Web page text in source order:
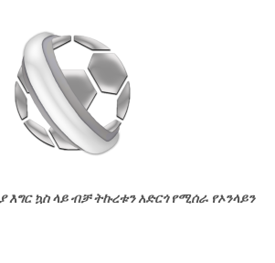
ኳስ ላይ ብቻ ትኩረቱን አድርጎ የሚሰራ የኦንላይን